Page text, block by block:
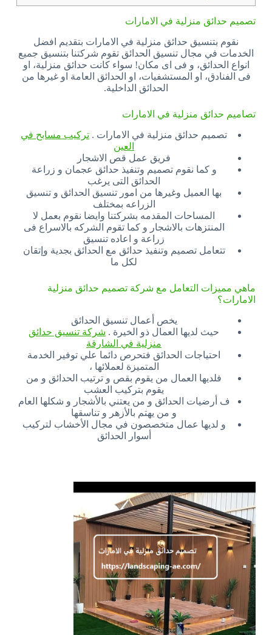
تصميم حدائق منزلية في الامارات
نقوم بتنسيق حدائق منزلية في الامارات بتقديم افضل
الخدمات في مجال تنسيق الحدائق تقوم شركتنا بتنسيق جميع
انواع الحدائق، و فى اى مكان! سواء كانت حدائق منزلية، او
فى الفنادق، او المستشفيات، او الحدائق العامة او غيرها من
الحدائق الداخلية.
تصاميم حدائق منزلية في الامارات
تصميم حدائق منزلية في الامارات . تركيب مسابح في
العين
فريق عمل قص الاشجار
و كما نقوم تصميم وتنفيذ حدائق عجمان و زراعة
الحدائق التى يرغب
بها العميل وغيرها من امور تنسيق الحدائق و تنسيق
الزراعه بمختلف
المساحات المقدمه بشركتنا وايضا نقوم بعمل لا
المنتزهات بالاشجار و كما تقوم الشركه بالاسراع فى
زراعة و اعاده تنسيق
تتعامل تصميم وتنفيذ حدائق مع الحدائق بجدية وإتقان
لكل ما
ماهي مميزات التعامل مع شركة تصميم حدائق منزلية
الامارات؟
يخص أعمال تنسيق الحدائق
حيث لديها العمال ذو الخيرة . شركة تنسيق حدائق
منزلية في الشارقة
احتياجات الحدائق فتحرص دائما علي توفير الخدمة
المتميزة لعملائها ،
فلديها العمال من يقوم بقص و ترتيب الحدائق و من
يقوم بتركيب العشب
ف أرضيات الحدائق و من يعتني بالأشجار و شكلها العام
و من يهتم بالأزهر و تناسقها
و لديها عمال متخصصون في مجال الأخشاب لتركيب
أسوار الحدائق